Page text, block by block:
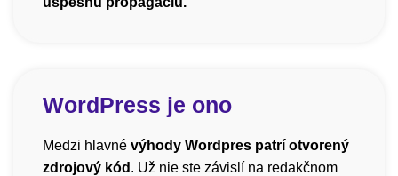
WordPress je ono
Medzi hlavné výhody Wordpres patrí otvorený
zdrojový kód . Už nie ste závislí na redakčnom